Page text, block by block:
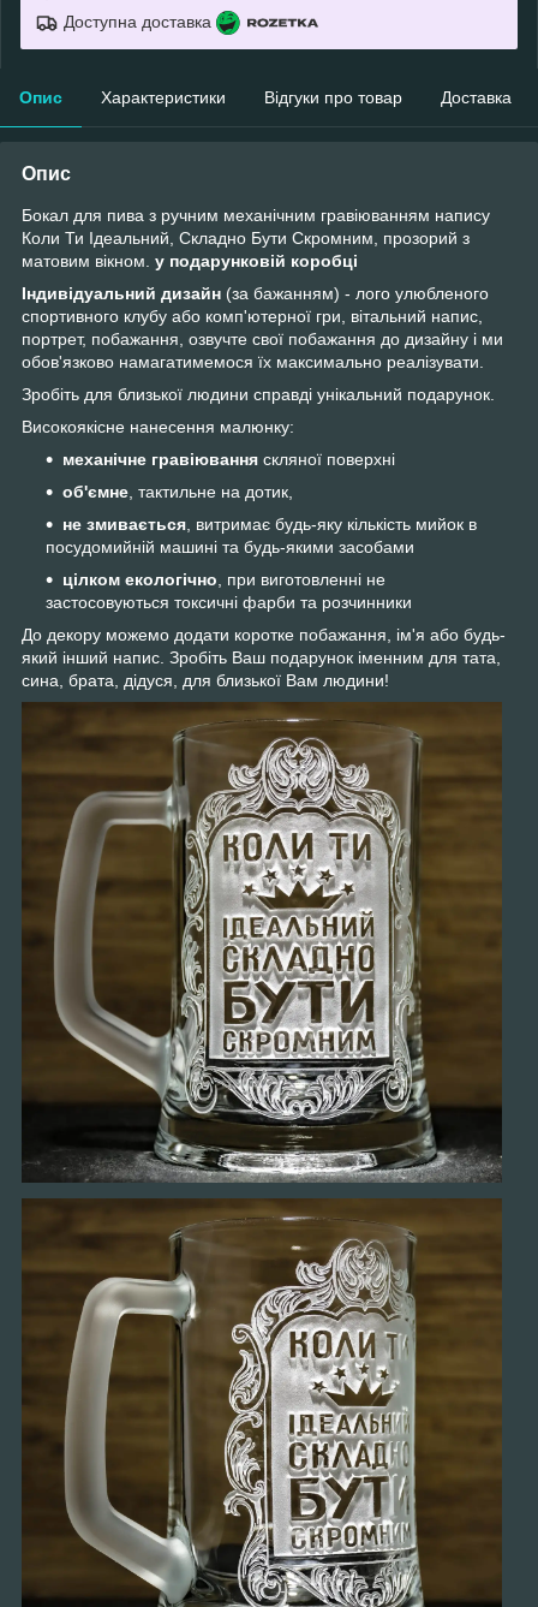
Доступна доставка
Опис Характеристики Відгуки про товар Доставка
Опис
Бокал для пива з ручним механічним гравіюванням напису
Коли Ти Ідеальний, Складно Бути Скромним, прозорий з
матовим вікном. у подарунковій коробці
Індивідуальний дизайн (за бажанням) - лого улюбленого
спортивного клубу або комп'ютерної гри, вітальний напис,
портрет, побажання, озвучте свої побажання до дизайну і ми
обов'язково намагатимемося їх максимально реалізувати.
Зробіть для близької людини справді унікальний подарунок.
Високоякісне нанесення малюнку:
механічне гравіювання скляної поверхні
об'ємне , тактильне на дотик,
не змивається , витримає будь-яку кількість мийок в
посудомийній машині та будь-якими засобами
цілком екологічно , при виготовленні не
застосовуються токсичні фарби та розчинники
До декору можемо додати коротке побажання, ім'я або будь-
який інший напис. Зробіть Ваш подарунок іменним для тата,
сина, брата, дідуся, для близької Вам людини!